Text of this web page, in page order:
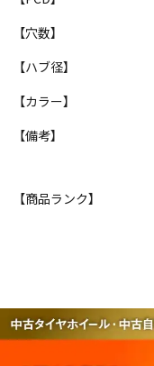
【穴数】
【ハブ径】
【カラー】
【備考】
【商品ランク】